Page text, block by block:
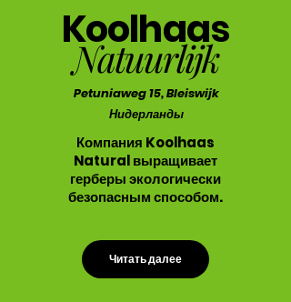
Koolhaas
Natuurlijk
Petuniaweg 15, Bleiswijk
Нидерланды
Компания Koolhaas
Natural выращивает
герберы экологически
безопасным способом.
Читать далее